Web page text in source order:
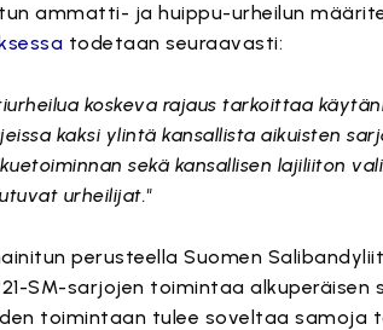
ammatti- ja huippu-urheilun
todetaan seuraavasti:
koskeva rajaus tarkoittaa
kaksi ylintä kansallista aikuisten
sekä kansallisen lajiliiton
urheilijat."
perusteella Suomen
SM-sarjojen toimintaa
toimintaan tulee soveltaa samoja